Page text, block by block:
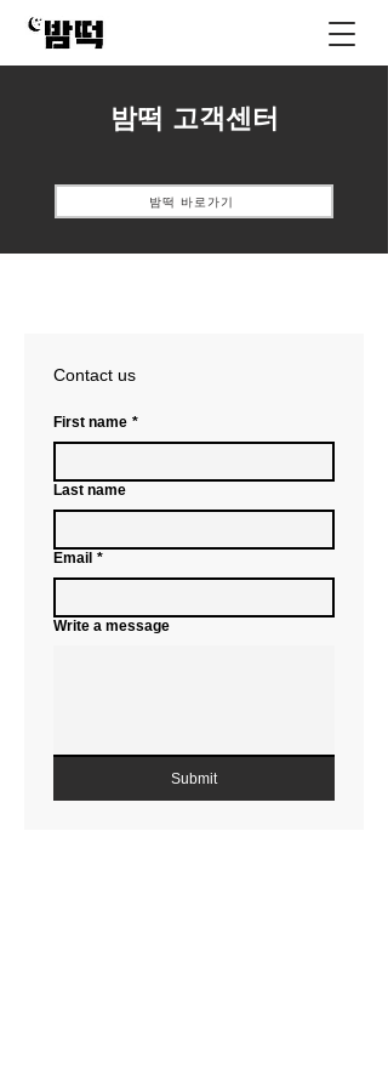
밤떡 고객센터
밤떡 바로가기
Contact us
First name *
Last name
Email *
Write a message
Submit